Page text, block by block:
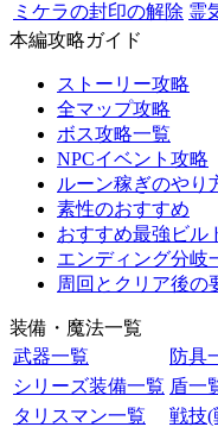
ミケラの封印の解除 霊
本編攻略ガイド
ストーリー攻略
全マップ攻略
ボス攻略一覧
NPCイベント攻略
ルーン稼ぎのやり
素性のおすすめ
おすすめ最強ビル
エンディング分岐
周回とクリア後の
装備・魔法一覧
武器一覧
防具
シリーズ装備一覧 盾一
タリスマン一覧
戦技(